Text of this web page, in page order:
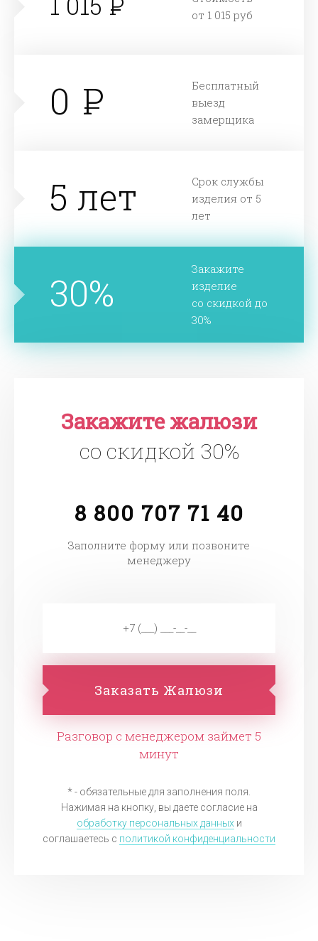
от 1 015 руб
0
Бесплатный
выезд
замерщика
5 лет
Срок службы
изделия от 5
лет
30%
Закажите
изделие
со скидкой до
30%
Закажите жалюзи
со скидкой 30%
8 800 707 71 40
Заполните форму или позвоните
менеджеру
Заказать Жалюзи
Разговор с менеджером займет 5
минут
* - обязательные для заполнения поля.
Нажимая на кнопку, вы даете согласие на
обработку персональных данных и
соглашаетесь c политикой конфиденциальности